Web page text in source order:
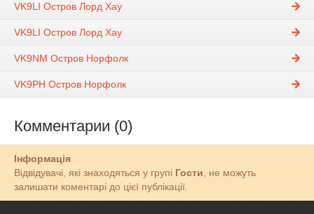
VK9LI Остров Лорд Хау
VK9LI Остров Лорд Хау
VK9NM Остров Норфолк
VK9PH Остров Норфолк
Комментарии (0)
Інформація
Відвідувачі, які знаходяться у групі Гости, не можуть
залишати коментарі до цієї публікації.